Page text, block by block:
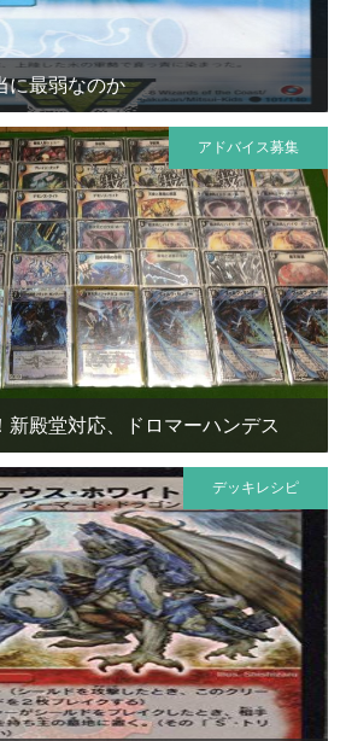
に最弱なのか
アドバイス募集
新殿堂対応、ドロマーハンデス
デッキレシピ